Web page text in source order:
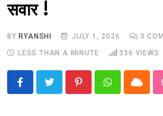
सवार !
BY RYANSHI JULY 1, 2026 0
LESS THAN A MINUTE
336 VIEWS
PinterestWhatsappCloud